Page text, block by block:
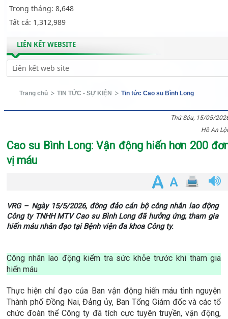
Trong tháng: 8,648
Tất cả: 1,312,989
LIÊN KẾT WEBSITE
Trang chủ TIN TỨC - SỰ KIỆN Tin tức Cao su Bình Long
Thứ Sáu, 15/05/
Hồ An
Cao su Bình Long: Vận động hiến hơn 200
vị máu
VRG – Ngày 15/5/2026, đông đảo cán bộ công nhân lao động
Công ty TNHH MTV Cao su Bình Long đã hưởng ứng, tham gia
hiến máu nhân đạo tại Bệnh viện đa khoa Công ty.
Công nhân lao động kiểm tra sức khỏe trước khi tham gia
hiến máu
Thực hiện chỉ đạo của Ban vận động hiến máu tình nguyện
Thành phố Đồng Nai, Đảng ủy, Ban Tổng Giám đốc và các tổ
chức đoàn thể Công ty đã tích cực tuyên truyền, vận động,